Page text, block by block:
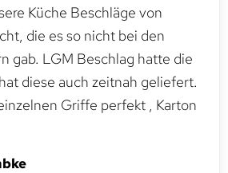
Küche Beschläge von
die es so nicht bei den
gab. LGM Beschlag hatte die
diese auch zeitnah geliefert.
Griffe perfekt , Karton